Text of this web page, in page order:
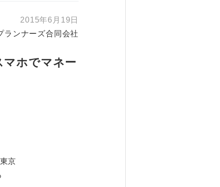
2015年6月19日
ランナーズ合同会社
マホでマネー
京